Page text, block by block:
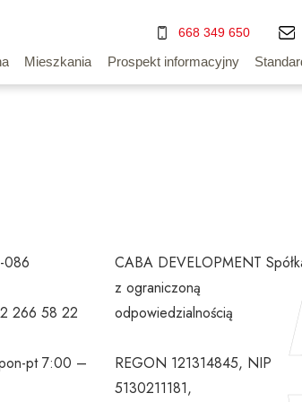
668 349 650
Prospekt informacyjny
Mieszkania
086
266 58 22
pt 7:00 –
CABA DEVELOPMENT
z ograniczoną
odpowiedzialnością
REGON 121314845, NIP
5130211181,